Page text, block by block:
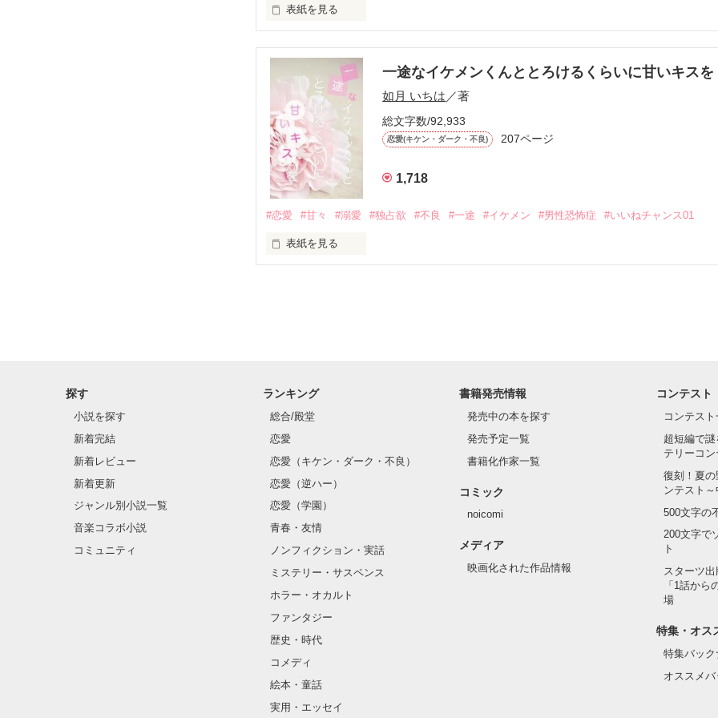
「澪ちゃん。」
それは止まっていた恋が再び動き始める合図──。
✨.ﾟ･*..☆.｡.:*✨.☆.｡.:. *:ﾟ✨.ﾟ･*..☆.｡.:*✨
人見知りだけど優しい無自覚だけどモテる
冴木澪-SaekiMio
×
基本女子に冷たいのに澪にはわんこ男子になる
篠宮光-ShinomiyaHikaru
✨.ﾟ･*..☆.｡.:*✨.☆.｡.:. *:ﾟ✨.ﾟ･*..☆.｡.:*✨
表紙を見る
一途なイケメンくんととろけるくらいに甘いキスを
如月 いちは ／著
総文字数/92,933
恋愛(キケン・ダーク・不良) 207ページ
1,718
#恋愛 #甘々 #溺愛 #独占欲 #不良 #一途 #イケメン #男性恐怖症 #いいねチャンス01
表紙を見る
クラス替えをして隣の席になったのは────
金髪に近い明るい髪色
片耳には琥珀色のピアス
ほとんど笑顔なんて見せたことがなくてぶっきらぼう
そんな性格と見た目のせいで学校中のみんなから
怖くて近づいてはいけない人だと思っていたのに
探す
小説を探す
新着完結
新着レビュー
新着更新
ジャンル別小説一覧
音楽コラボ小説
コミュニティ
ランキング
総合/殿堂
恋愛
恋愛（キケン・ダーク・不良）
恋愛（逆ハー）
恋愛（学園）
青春・友情
ノンフィクション・実話
ミステリー・サスペンス
ホラー・オカルト
ファンタジー
歴史・時代
コメディ
絵本・童話
実用・エッセイ
書籍発売情報
発売中の本を探す
発売予定一覧
書籍化作家一覧
コミック
noicomi
メディア
映画化された作品情報
コンテスト
コンテス
超短編で
テリーコ
復刻！夏
ンテスト
500文字の
200文字で
ト
スターツ
「1話から
場
特集・オス
特集バッ
オススメ